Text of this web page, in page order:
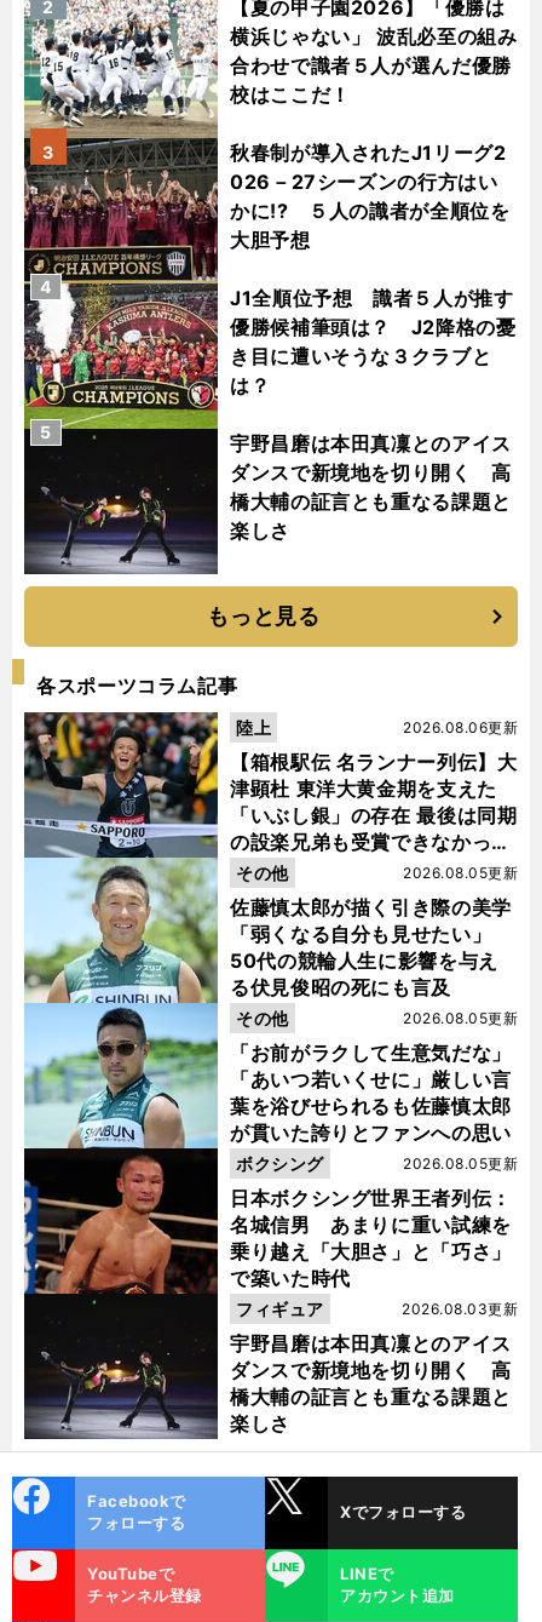
【夏の甲子園2026】「優勝は
横浜じゃない」 波乱必至の組み
合わせで識者５人が選んだ優勝
校はここだ！
2
秋春制が導入されたJ1リーグ2
026－27シーズンの行方はい
かに!? ５人の識者が全順位を
大胆予想
3
J1全順位予想 識者５人が推す
優勝候補筆頭は？ J2降格の憂
き目に遭いそうな３クラブと
は？
4
宇野昌磨は本田真凜とのアイス
ダンスで新境地を切り開く 高
橋大輔の証言とも重なる課題と
楽しさ
5
もっと見る
各スポーツコラム記事
【箱根駅伝 名ランナー列伝】大
津顕杜 東洋大黄金期を支えた
「いぶし銀」の存在 最後は同期
の設楽兄弟も受賞できなかった
金栗杯に輝く
2026.08.06更新
陸上
佐藤慎太郎が描く引き際の美学
「弱くなる自分も見せたい」
50代の競輪人生に影響を与え
る伏見俊昭の死にも言及
2026.08.05更新
その他
「お前がラクして生意気だな」
「あいつ若いくせに」厳しい言
葉を浴びせられるも佐藤慎太郎
が貫いた誇りとファンへの思い
2026.08.05更新
その他
日本ボクシング世界王者列伝：
名城信男 あまりに重い試練を
乗り越え「大胆さ」と「巧さ」
で築いた時代
2026.08.05更新
ボクシング
宇野昌磨は本田真凜とのアイス
ダンスで新境地を切り開く 高
橋大輔の証言とも重なる課題と
楽しさ
2026.08.03更新
フィギュア
ok
Facebookで
フォローする
Xでフォローする
YouTubeで
チャンネル登録
LINE
LINEで
アカウント追加